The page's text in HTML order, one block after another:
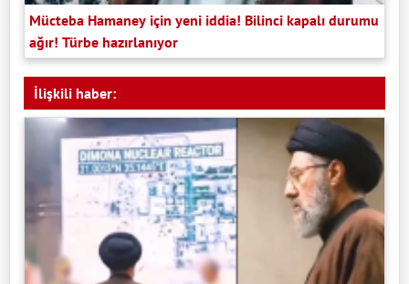
Mücteba Hamaney için yeni iddia! Bilinci kapalı durumu
ağır! Türbe hazırlanıyor
İlişkili haber: